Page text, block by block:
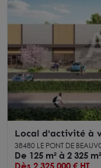
Local d'activité à
38480 LE PONT DE
De 125 m² à 2 325 m²
Dès 2 325 000 € HT